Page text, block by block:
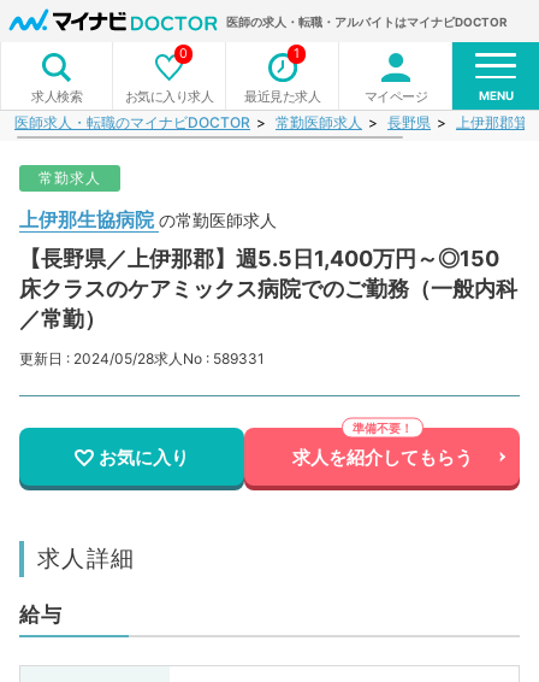
医師の求人・転職・アルバイトはマイナビDOCTOR
求人検索 お気に入り求人
0
最近見た求人
1
マイページ MENU
医師求人・転職のマイナビDOCTOR 常勤医師求人 長野県 上伊那郡箕
常勤求人
上伊那生協病院の常勤医師求人
【長野県／上伊那郡】週5.5日1,400万円～◎150
床クラスのケアミックス病院でのご勤務（一般内科
／常勤）
更新日 : 2024/05/28求人No : 589331
お気に入り 求人を紹介してもらう
求人詳細
給与